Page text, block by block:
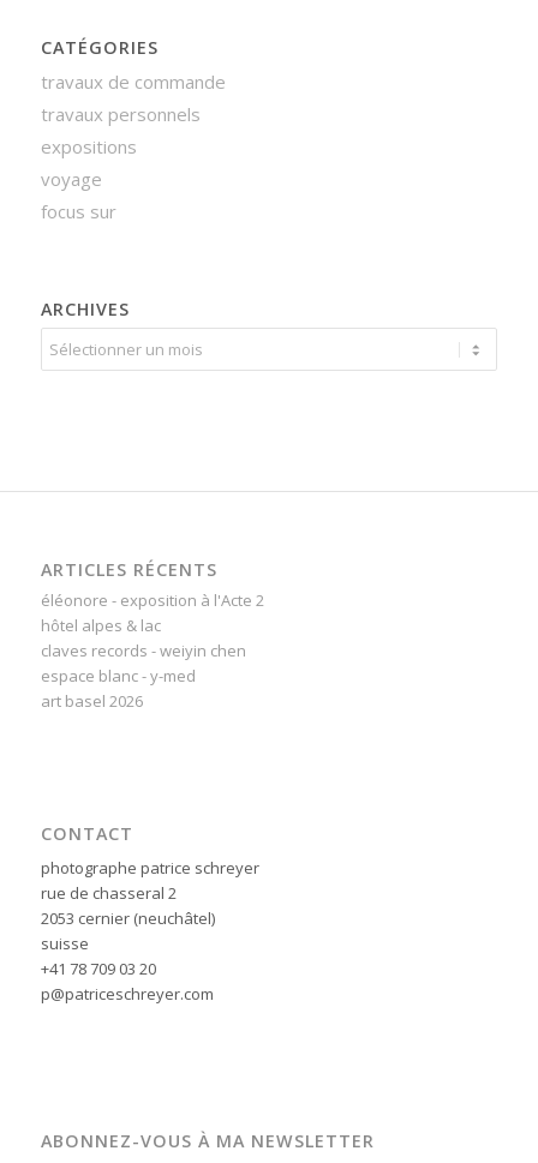
CATÉGORIES
travaux de commande
travaux personnels
expositions
voyage
focus sur
ARCHIVES
ARTICLES RÉCENTS
éléonore - exposition à l'Acte 2
hôtel alpes & lac
claves records - weiyin chen
espace blanc - y-med
art basel 2026
CONTACT
photographe patrice schreyer
rue de chasseral 2
2053 cernier (neuchâtel)
suisse
+41 78 709 03 20
p@patriceschreyer.com
ABONNEZ-VOUS À MA NEWSLETTER